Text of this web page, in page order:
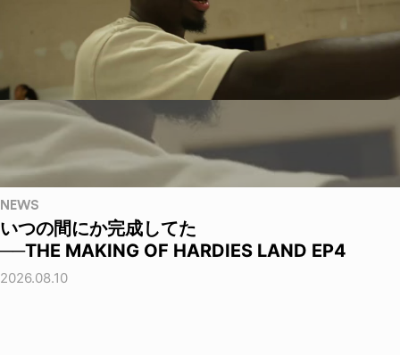
NEWS
いつの間にか完成してた
──THE MAKING OF HARDIES LAND EP4
2026.08.10